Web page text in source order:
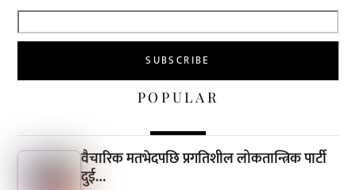
POPULAR
वैचारिक मतभेदपछि प्रगतिशील लोकतान्त्रिक पार्टी
दुई…